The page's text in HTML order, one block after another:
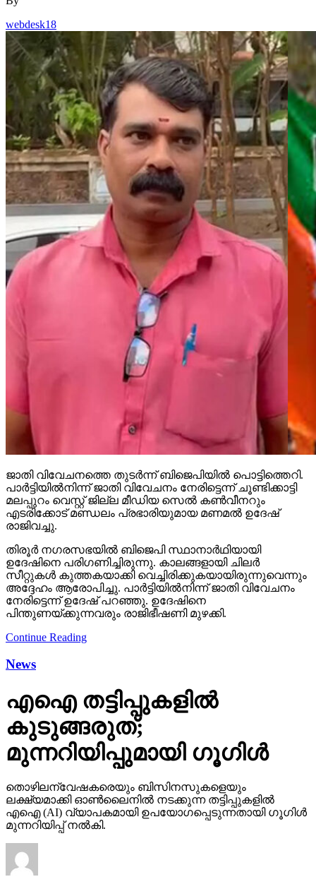
webdesk18
ജാതി വിവേചനത്തെ തുടര്‍ന്ന് ബിജെപിയില്‍ പൊട്ടിത്തെറി.
പാര്‍ട്ടിയില്‍നിന്ന് ജാതി വിവേചനം നേരിട്ടെന്ന് ചൂണ്ടിക്കാട്ടി
മലപ്പുറം വെസ്റ്റ് ജില്ല മീഡിയ സെല്‍ കണ്‍വീനറും
എടരിക്കോട് മണ്ഡലം പ്രഭാരിയുമായ മണമല്‍ ഉദേഷ്
രാജിവച്ചു.
തിരൂര്‍ നഗരസഭയില്‍ ബിജെപി സ്ഥാനാര്‍ഥിയായി
ഉദേഷിനെ പരിഗണിച്ചിരുന്നു. കാലങ്ങളായി ചിലര്‍
സീറ്റുകള്‍ കുത്തകയാക്കി വെച്ചിരിക്കുകയായിരുന്നുവെന്നും
അദ്ദേഹം ആരോപിച്ചു. പാര്‍ട്ടിയില്‍നിന്ന് ജാതി വിവേചനം
നേരിട്ടെന്ന് ഉദേഷ് പറഞ്ഞു. ഉദേഷിനെ
പിന്തുണയ്ക്കുന്നവരും രാജിഭീഷണി മുഴക്കി.
Continue Reading
News
എഐ തട്ടിപ്പുകളില്‍
കുടുങ്ങരുത്;
മുന്നറിയിപ്പുമായി ഗൂഗിള്‍
തൊഴിലന്വേഷകരെയും ബിസിനസുകളെയും
ലക്ഷ്യമാക്കി ഓണ്‍ലൈനില്‍ നടക്കുന്ന തട്ടിപ്പുകളില്‍
എഐ (AI) വ്യാപകമായി ഉപയോഗപ്പെടുന്നതായി ഗൂഗിള്‍
മുന്നറിയിപ്പ് നല്‍കി.